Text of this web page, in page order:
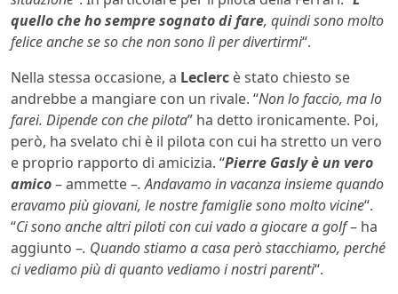
quello che ho sempre sognato di fare, quindi sono molto
felice anche se so che non sono lì per divertirmi“.
Nella stessa occasione, a Leclerc è stato chiesto se
andrebbe a mangiare con un rivale. “Non lo faccio, ma lo
farei. Dipende con che pilota” ha detto ironicamente. Poi,
però, ha svelato chi è il pilota con cui ha stretto un vero
e proprio rapporto di amicizia. “Pierre Gasly è un vero
amico– ammette –. Andavamo in vacanza insieme quando
eravamo più giovani, le nostre famiglie sono molto vicine“.
“Ci sono anche altri piloti con cui vado a giocare a golf– ha
aggiunto –. Quando stiamo a casa però stacchiamo, perché
ci vediamo più di quanto vediamo i nostri parenti“.